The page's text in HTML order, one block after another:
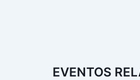
EVENTOS